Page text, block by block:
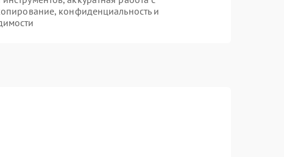
конфиденциальность и